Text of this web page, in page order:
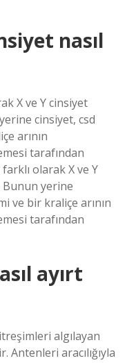
nasıl
X ve Y cinsiyet
cinsiyet, csd
arının
tarafından
olarak X ve Y
yerine
ve bir kraliçe arının
tarafından
ayırt
algılayan
aracılığıyla